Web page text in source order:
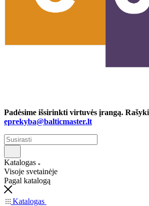
Padėsime išsirinkti virtuvės įrangą.
eprekyba@balticmaster.lt
Katalogas
Visoje svetainėje
Pagal katalogą
Katalogas